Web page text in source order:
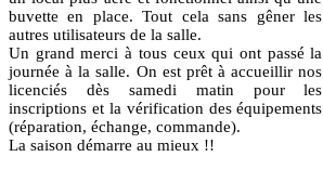
buvette en place. Tout cela sans gêner les
autres utilisateurs de la salle.
Un grand merci à tous ceux qui ont passé la
journée à la salle. On est prêt à accueillir nos
licenciés dès samedi matin pour les
inscriptions et la vérification des équipements
(réparation, échange, commande).
La saison démarre au mieux !!